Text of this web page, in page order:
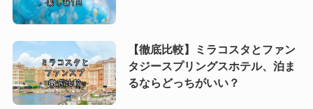
【徹底比較】ミラコスタとファン
タジースプリングスホテル、泊ま
るならどっちがいい？